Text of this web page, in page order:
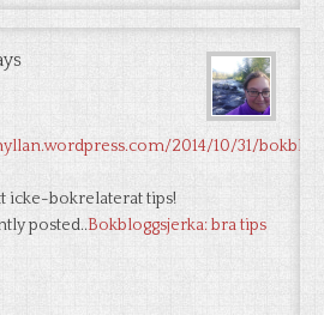
2014/10/31/
icke-bokrelaterat tips!
posted..Bokbloggsjerka: bra tips